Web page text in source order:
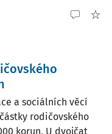
a sociálních věcí
rodičovského
korun. U dvojčat